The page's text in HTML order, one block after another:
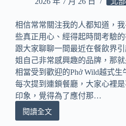
統
豆
花
三
吃
｜
每
一
種
吃
法
相信常常關注我的人都知道，
些真正用心、經得起時間考驗
跟大家聊聊一間最近在餐飲界
姐自己非常感興趣的品牌，那
相當受到歡迎的Phở Wild越式生
每次提到連鎖餐廳，大家心裡
印象，覺得為了應付那…
閱讀全文
新